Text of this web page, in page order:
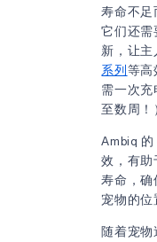
寿命不足
它们还需
新，让主
系列等高
需一次充
至数周！
Ambiq
效，有助
寿命，确
宠物的位
随着宠物